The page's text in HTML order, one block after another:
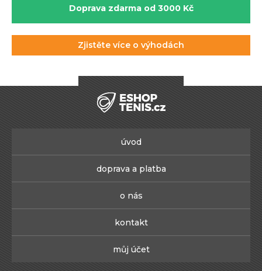
Doprava zdarma od 3000 Kč
Zjistěte více o výhodách
úvod
doprava a platba
o nás
kontakt
můj účet